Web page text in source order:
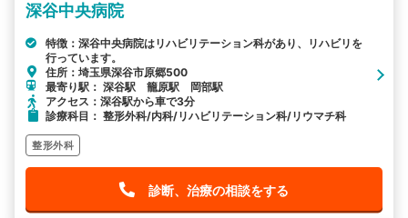
その他の検索方法
駅から探す
深谷中央病院
特徴：深谷中央病院はリハビリテーション科があり、リハビリを
行っています。
住所：埼玉県深谷市原郷500
最寄り駅： 深谷駅 籠原駅 岡部駅
アクセス：深谷駅から車で3分
診療科目： 整形外科/内科/リハビリテーション科/リウマチ科
整形外科
診断、治療の相談をする